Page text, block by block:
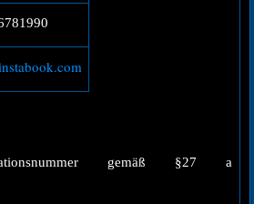
gemäß §27 a